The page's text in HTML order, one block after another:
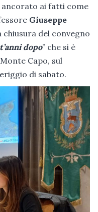
ancorato ai fatti come
Giuseppe
chiusura del convegno
dopo” che si è
Capo, sul
di sabato.